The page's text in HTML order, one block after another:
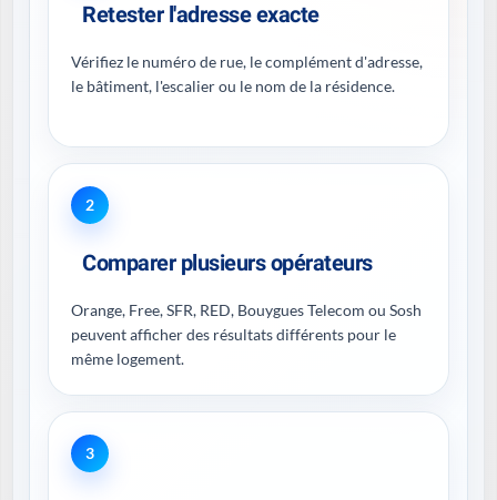
Retester l'adresse exacte
Vérifiez le numéro de rue, le complément d'adresse,
le bâtiment, l'escalier ou le nom de la résidence.
2
Comparer plusieurs opérateurs
Orange, Free, SFR, RED, Bouygues Telecom ou Sosh
peuvent afficher des résultats différents pour le
même logement.
3